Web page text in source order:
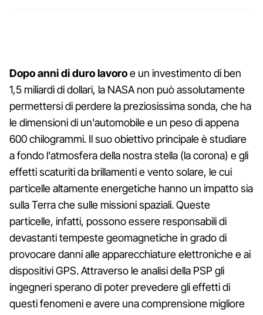
Dopo anni di duro lavoroe un investimento di ben
1,5 miliardi di dollari, la NASA non può assolutamente
permettersi di perdere la preziosissima sonda, che ha
le dimensioni di un'automobile e un peso di appena
600 chilogrammi. Il suo obiettivo principale è studiare
a fondo l'atmosfera della nostra stella (la corona) e gli
effetti scaturiti da brillamenti e vento solare, le cui
particelle altamente energetiche hanno un impatto sia
sulla Terra che sulle missioni spaziali. Queste
particelle, infatti, possono essere responsabili di
devastanti tempeste geomagnetiche in grado di
provocare danni alle apparecchiature elettroniche e ai
dispositivi GPS. Attraverso le analisi della PSP gli
ingegneri sperano di poter prevedere gli effetti di
questi fenomeni e avere una comprensione migliore